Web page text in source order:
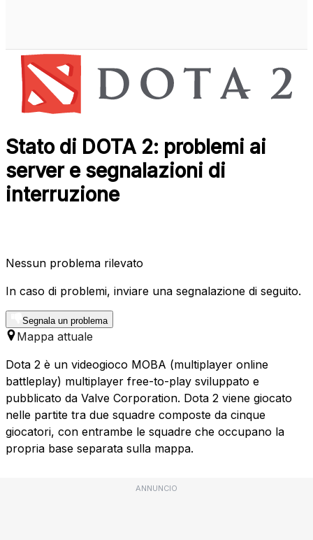
Stato di DOTA 2: problemi ai
server e segnalazioni di
interruzione
Nessun problema rilevato
In caso di problemi, inviare una segnalazione di seguito.
Segnala un problema
Mappa attuale
Dota 2 è un videogioco MOBA (multiplayer online
battleplay) multiplayer free-to-play sviluppato e
pubblicato da Valve Corporation. Dota 2 viene giocato
nelle partite tra due squadre composte da cinque
giocatori, con entrambe le squadre che occupano la
propria base separata sulla mappa.
ANNUNCIO